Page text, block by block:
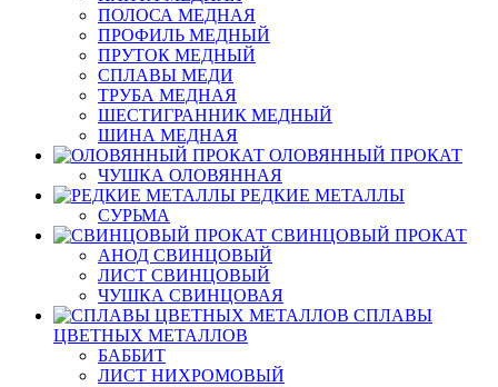
ПОЛОСА МЕДНАЯ
ПРОФИЛЬ МЕДНЫЙ
ПРУТОК МЕДНЫЙ
СПЛАВЫ МЕДИ
ТРУБА МЕДНАЯ
ШЕСТИГРАННИК МЕДНЫЙ
ШИНА МЕДНАЯ
ОЛОВЯННЫЙ ПРОКАТ
ЧУШКА ОЛОВЯННАЯ
РЕДКИЕ МЕТАЛЛЫ
СУРЬМА
СВИНЦОВЫЙ ПРОКАТ
АНОД СВИНЦОВЫЙ
ЛИСТ СВИНЦОВЫЙ
ЧУШКА СВИНЦОВАЯ
СПЛАВЫ
ЦВЕТНЫХ МЕТАЛЛОВ
БАББИТ
ЛИСТ НИХРОМОВЫЙ